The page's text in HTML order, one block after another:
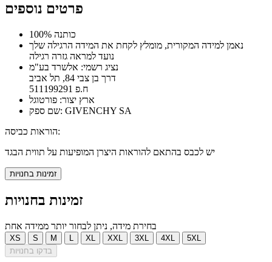
פרטים נוספים
100% כותנה
נאמן למידה המקורית, מומלץ לקחת את המידה הרגילה שלך
נועד למראה גזרה רגילה
נציג רשמי: אלשרד בע"מ
דרך בן צבי 84, תל אביב
ח.פ 511199291
ארץ יצור: פורטוגל
שם ספק: GIVENCHY SA
הוראות כביסה:
יש לכבס בהתאם להוראות היצרן המופיעות על תווית הבגד
זמינות בחנויות
זמינות בחנויות
בחירת מידה, ניתן לבחור יותר ממידה אחת
XS S M XL XXL 3XL 4XL
5XL
בדקו בחנויות